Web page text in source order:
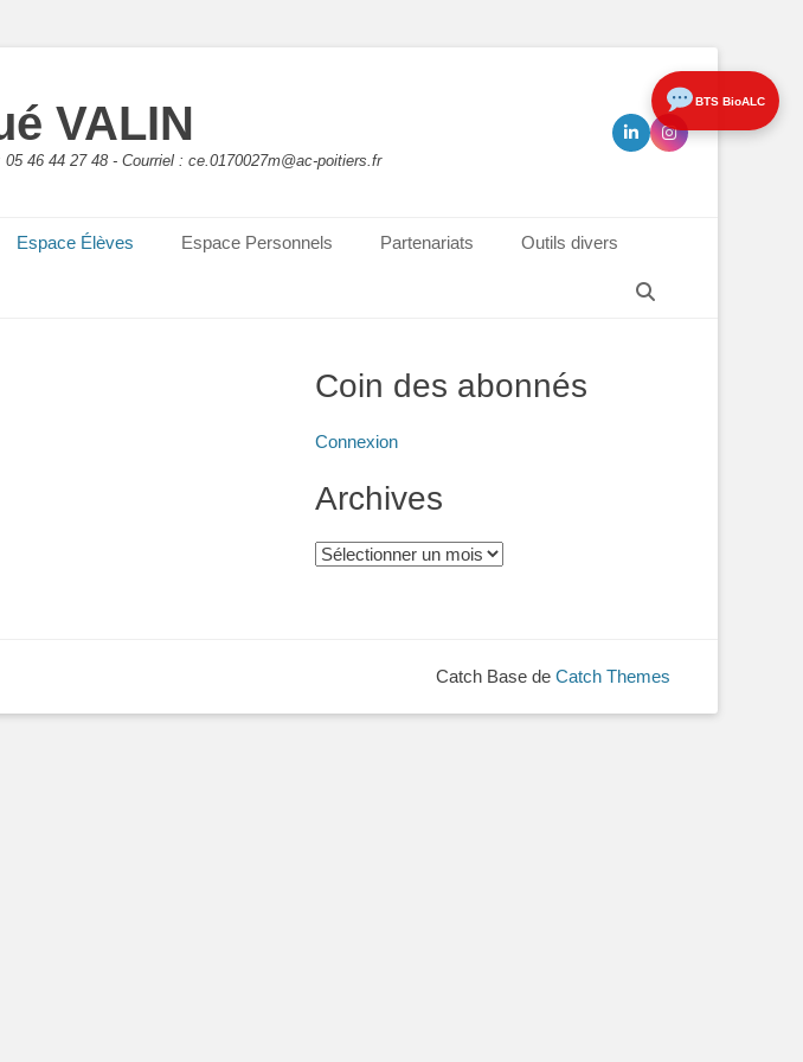
VALIN
46 44 27 48 - Courriel : ce.0170027m@ac-poitiers.fr
Espace Élèves Espace Personnels Partenariats
Outils divers
Coin des abonnés
Connexion
Archives
Archives
Catch Base de Catch Themes
BTS BioALC